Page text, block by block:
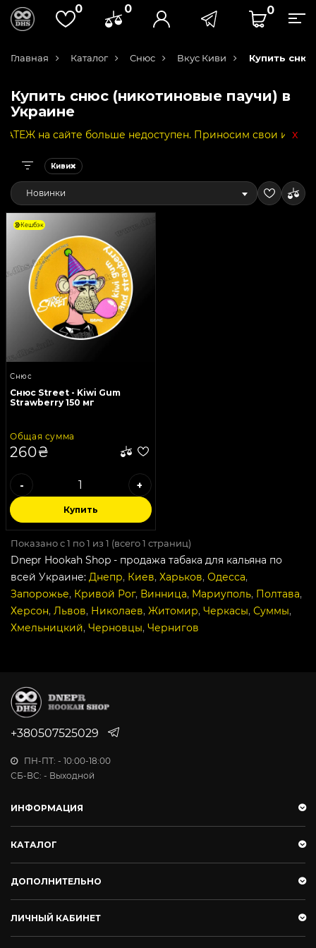
0 0 0
Главная Каталог Снюс Вкус Киви Купить
Купить снюс (никотиновые паучи) в
Украине
на сайте больше недоступен. Приносим свои x
Киви
Новинки
Кешбэк
Снюс
Снюс Street - Kiwi Gum
Strawberry 150 мг
Общая сумма
260₴
- +
Купить
Показано с 1 по 1 из 1 (всего 1 страниц)
Dnepr Hookah Shop - продажа табака для кальяна по
всей Украине: Днепр, Киев, Харьков, Одесса,
Запорожье, Кривой Рог, Винница, Мариуполь, Полтава,
Херсон, Львов, Николаев, Житомир, Черкасы, Суммы,
Хмельницкий, Черновцы, Чернигов
+380507525029
ПН-ПТ: - 10:00-18:00
СБ-ВС: - Выходной
ИНФОРМАЦИЯ
КАТАЛОГ
ДОПОЛНИТЕЛЬНО
ЛИЧНЫЙ КАБИНЕТ